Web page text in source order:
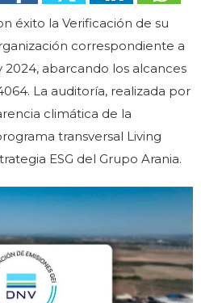
éxito la Verificación de su
correspondiente a
2024, abarcando los alcances
La auditoría, realizada por
climática de la
transversal Living
ESG del Grupo Arania.